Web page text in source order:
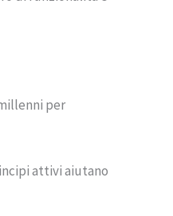
per
attivi aiutano